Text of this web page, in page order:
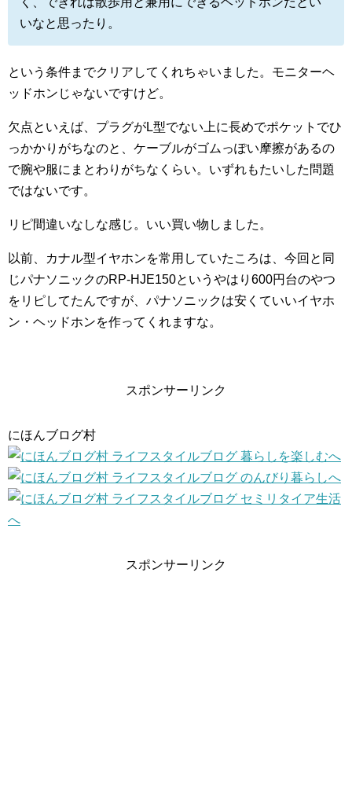
いなと思ったり。
という条件までクリアしてくれちゃいました。モニターヘ
ッドホンじゃないですけど。
欠点といえば、プラグがL型でない上に長めでポケットでひ
っかかりがちなのと、ケーブルがゴムっぽい摩擦があるの
で腕や服にまとわりがちなくらい。いずれもたいした問題
ではないです。
リピ間違いなしな感じ。いい買い物しました。
以前、カナル型イヤホンを常用していたころは、今回と同
じパナソニックのRP-HJE150というやはり600円台のやつ
をリピしてたんですが、パナソニックは安くていいイヤホ
ン・ヘッドホンを作ってくれますな。
スポンサーリンク
にほんブログ村
スポンサーリンク